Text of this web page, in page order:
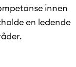
innen
en ledende